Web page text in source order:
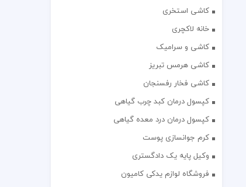
کاشی استخری
خانه لاکچری
کاشی و سرامیک
کاشی هرمس تبریز
کاشی فخار رفسنجان
کپسول درمان کبد چرب گیاهی
کپسول درمان درد معده گیاهی
کرم جوانسازی پوست
وکیل پایه یک دادگستری
فروشگاه لوازم یدکی کامیون